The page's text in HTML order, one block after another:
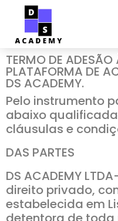
TERMO DE
PLATAFORMA DE
DS ACADEMY.
Pelo instrumento
abaixo
cláusulas e
DAS PARTES
DS ACADEMY
direito privado,
estabelecida em